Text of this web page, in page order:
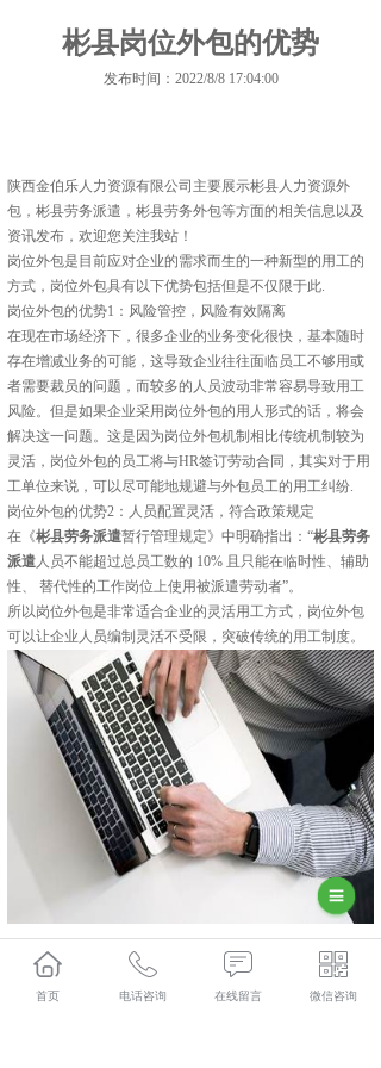
彬县岗位外包的优势
发布时间：2022/8/8 17:04:00
陕西金伯乐人力资源有限公司主要展示彬县人力资源外
包 ，彬县劳务派遣，彬县劳务外包等方面的相关信息以及
资讯发布，欢迎您关注我站！
岗位外包是目前应对企业的需求而生的一种新型的用工的
方式，岗位外包具有以下优势包括但是不仅限于此.
岗位外包的优势1：风险管控，风险有效隔离
在现在市场经济下，很多企业的业务变化很快，基本随时
存在增减业务的可能，这导致企业往往面临员工不够用或
者需要裁员的问题，而较多的人员波动非常容易导致用工
风险。但是如果企业采用岗位外包的用人形式的话，将会
解决这一问题。这是因为岗位外包机制相比传统机制较为
灵活，岗位外包的员工将与HR签订劳动合同，其实对于用
工单位来说，可以尽可能地规避与外包员工的用工纠纷.
岗位外包的优势2：人员配置灵活，符合政策规定
在《彬县劳务派遣暂行管理规定》中明确指出：“彬县劳务
派遣人员不能超过总员工数的 10% 且只能在临时性、辅助
性、 替代性的工作岗位上使用被派遣劳动者”。
所以岗位外包是非常适合企业的灵活用工方式，岗位外包
可以让企业人员编制灵活不受限，突破传统的用工制度。
彬县人力资源外包口碑怎么样？彬县劳务派遣哪里好？彬
县劳务外包找哪家？陕西金伯乐人力资源有限公司专业从
首页 电话咨询 在线留言 微信咨询